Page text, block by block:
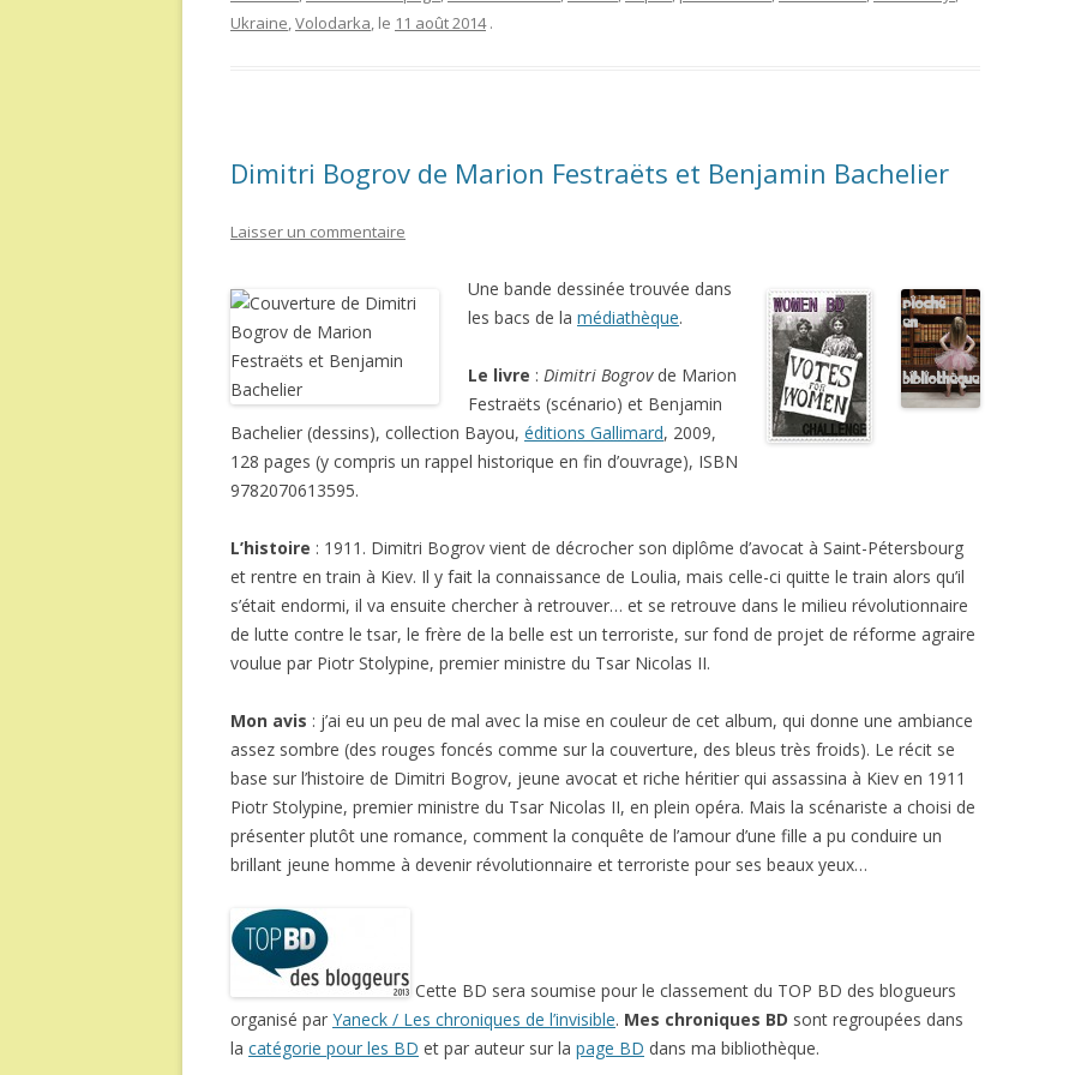
Ukraine,Volodarka, le 11 août 2014 .
Dimitri Bogrov de Marion Festraëts et Benjamin Bachelier
Laisser un commentaire
Une bande dessinée trouvée dans
les bacs de la médiathèque.
Le livre : Dimitri Bogrovde Marion
Festraëts (scénario) et Benjamin
Bachelier (dessins), collection Bayou, éditions Gallimard, 2009,
128 pages (y compris un rappel historique en fin d’ouvrage), ISBN
9782070613595.
L’histoire : 1911. Dimitri Bogrov vient de décrocher son diplôme d’avocat à Saint-Pétersbourg
et rentre en train à Kiev. Il y fait la connaissance de Loulia, mais celle-ci quitte le train alors qu’il
s’était endormi, il va ensuite chercher à retrouver… et se retrouve dans le milieu révolutionnaire
de lutte contre le tsar, le frère de la belle est un terroriste, sur fond de projet de réforme agraire
voulue par Piotr Stolypine, premier ministre du Tsar Nicolas II.
Mon avis : j’ai eu un peu de mal avec la mise en couleur de cet album, qui donne une ambiance
assez sombre (des rouges foncés comme sur la couverture, des bleus très froids). Le récit se
base sur l’histoire de Dimitri Bogrov, jeune avocat et riche héritier qui assassina à Kiev en 1911
Piotr Stolypine, premier ministre du Tsar Nicolas II, en plein opéra. Mais la scénariste a choisi de
présenter plutôt une romance, comment la conquête de l’amour d’une fille a pu conduire un
brillant jeune homme à devenir révolutionnaire et terroriste pour ses beaux yeux…
Cette BD sera soumise pour le classement du TOP BD des blogueurs
organisé par Yaneck / Les chroniques de l’invisible. Mes chroniques BD sont regroupées dans
la catégorie pour les BD et par auteur sur la page BD dans ma bibliothèque.